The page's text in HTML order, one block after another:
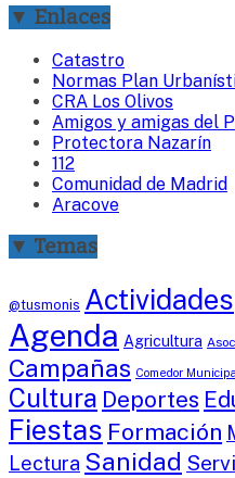
▼ Enlaces
Catastro
Normas Plan
CRA Los Olivos
Amigos y amigas del
Protectora Nazarín
112
Comunidad de Madrid
Aracove
▼ Temas
@tusmonis Actividades
Agenda Agricultura
Campañas Comedor
Cultura Deportes
Fiestas Formación
Lectura Sanidad